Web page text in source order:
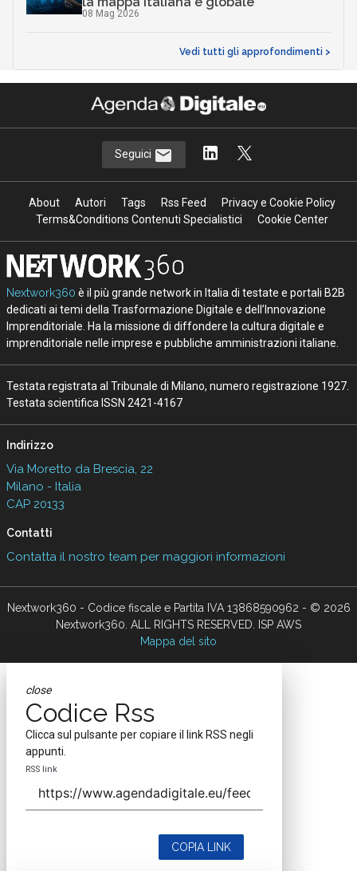
08 Mag 2026
Vedi tutti gli approfondimenti >
Seguici
About Autori Tags Rss Feed
Privacy e Cookie Policy
Terms&Conditions Contenuti Specialistici
Cookie Center
Nextwork360 è il più grande network in Italia di testate e portali B2B
dedicati ai temi della Trasformazione Digitale e dell’Innovazione
Imprenditoriale. Ha la missione di diffondere la cultura digitale e
imprenditoriale nelle imprese e pubbliche amministrazioni italiane.
Testata registrata al Tribunale di Milano, numero registrazione 1927.
Testata scientifica ISSN 2421-4167
Indirizzo
Via Moretto da Brescia, 22
Milano - Italia
CAP 20133
Contatti
Contatta il nostro team per maggiori informazioni
Nextwork360 - Codice fiscale e Partita IVA 13868590962 - © 2026
Nextwork360. ALL RIGHTS RESERVED. ISP AWS
Mappa del sito
close
Codice Rss
Clicca sul pulsante per copiare il link RSS negli
appunti.
RSS link
COPIA LINK